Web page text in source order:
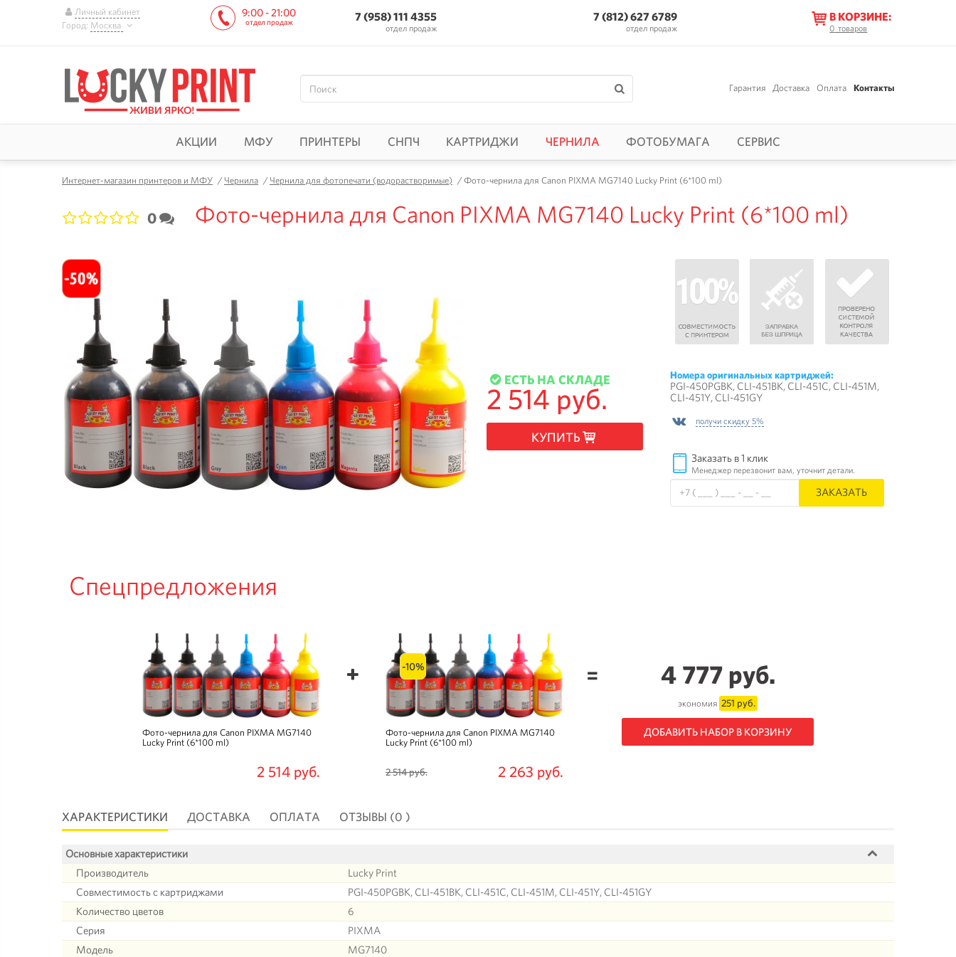
Личный кабинет
Город: Москва
9:00 - 21:00
отдел продаж 7 (958) 111 4355
отдел продаж
7 (812) 627 6789
отдел продаж
В КОРЗИНЕ:
0 товаров
Гарантия Доставка Оплата Контакты
АКЦИИ МФУ ПРИНТЕРЫ СНПЧ КАРТРИДЖИ ЧЕРНИЛА ФОТОБУМАГА СЕРВИС
Интернет-магазин принтеров и МФУ /Чернила /Чернила для фотопечати (водорастворимые) /Фото-чернила для Canon PIXMA MG7140 Lucky Print (6*100 ml)
0 Фото-чернила для Canon PIXMA MG7140 Lucky Print (6*100 ml)
ЕСТЬ НА СКЛАДЕ
2 514 руб.
КУПИТЬ
Номера оригинальных картриджей:
PGI-450PGBK, CLI-451BK, CLI-451C, CLI-451M,
CLI-451Y, CLI-451GY
получи скидку 5%
Заказать в 1 клик
Менеджер перезвонит вам, уточнит детали.
ЗАКАЗАТЬ
Спецпредложения
Фото-чернила для Canon PIXMA MG7140
Lucky Print (6*100 ml)
2 514 руб.
-10%
Фото-чернила для Canon PIXMA MG7140
Lucky Print (6*100 ml)
2 514 руб. 2 263 руб.
= 4 777 руб.
экономия 251 руб.
ДОБАВИТЬ НАБОР В КОРЗИНУ
ХАРАКТЕРИСТИКИ ДОСТАВКА ОПЛАТА ОТЗЫВЫ (0 )
Основные характеристики
Производитель
Lucky Print
Совместимость с картриджами
PGI-450PGBK, CLI-451BK, CLI-451C, CLI-451M, CLI-451Y, CLI-451GY
Количество цветов
6
Серия
PIXMA
Модель
MG7140